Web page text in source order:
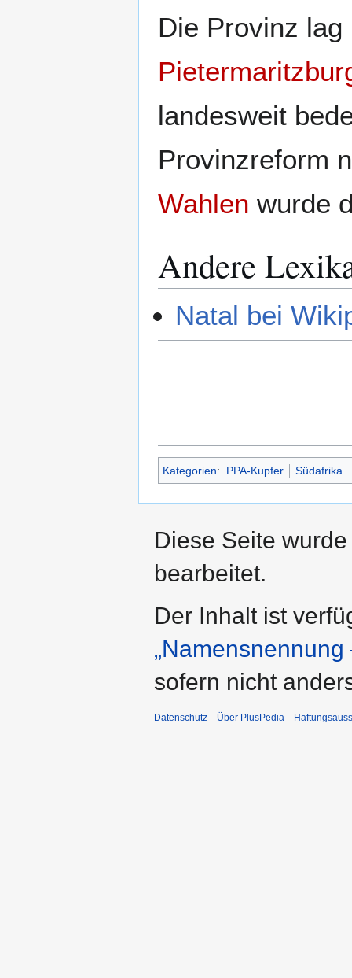
Die Provinz
landesweit
Provinzreform
Wahlen wurde
Andere
Natal bei
Kategorien: PPA-Kupfer Südafrika
Diese Seite
bearbeitet.
Der Inhalt ist
sofern nicht
Datenschutz Über PlusPedia